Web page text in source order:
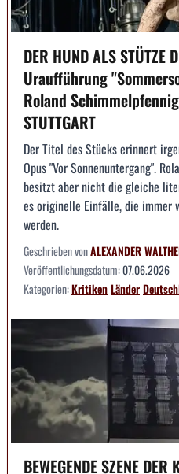
DER HUND ALS STÜTZE
Uraufführung
Roland
STUTTGART
Der Titel des Stücks erinnert
Opus "Vor Sonnenuntergang".
besitzt aber nicht die gleiche
es originelle Einfälle, die immer
werden.
Geschrieben vonALEXANDER
Veröffentlichungsdatum:07.06.2026
Kategorien:KritikenLänder
BEWEGENDE SZENE